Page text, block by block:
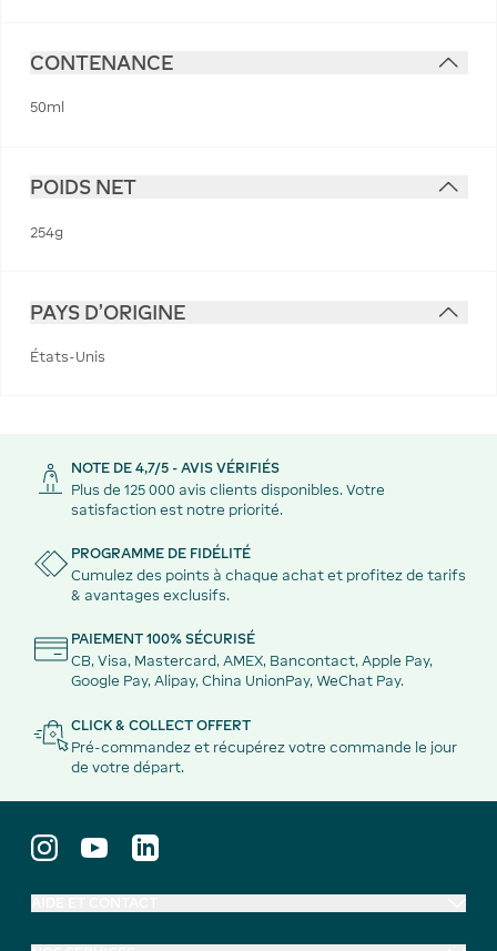
CONTENANCE
50ml
POIDS NET
254g
PAYS D'ORIGINE
États-Unis
NOTE DE 4,7/5 - AVIS VÉRIFIÉS
Plus de 125 000 avis clients disponibles. Votre
satisfaction est notre priorité.
PROGRAMME DE FIDÉLITÉ
Cumulez des points à chaque achat et profitez de tarifs
& avantages exclusifs.
PAIEMENT 100% SÉCURISÉ
CB, Visa, Mastercard, AMEX, Bancontact, Apple Pay,
Google Pay, Alipay, China UnionPay, WeChat Pay.
CLICK & COLLECT OFFERT
Pré-commandez et récupérez votre commande le jour
de votre départ.